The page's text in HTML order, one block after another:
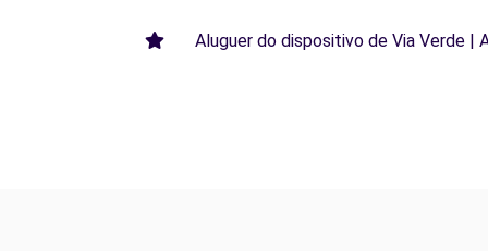
Aluguer do dispositivo de Via Verde |